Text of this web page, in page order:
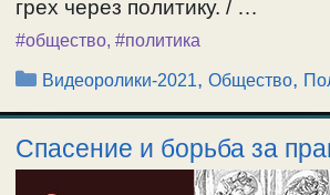
грех через политику. / …
#общество, #политика
Рубрики
Видеоролики-2021,Общество,
Спасение и борьба за